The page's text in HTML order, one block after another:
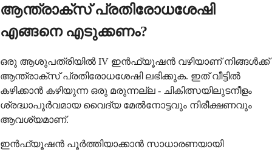
ആന്ത്രാക്സ് പ്രതിരോധശേഷി
എങ്ങനെ എടുക്കണം?
ഒരു ആശുപത്രിയിൽ IV ഇൻഫ്യൂഷൻ വഴിയാണ് നിങ്ങൾക്ക്
ആന്ത്രാക്സ് പ്രതിരോധശേഷി ലഭിക്കുക. ഇത് വീട്ടിൽ
കഴിക്കാൻ കഴിയുന്ന ഒരു മരുന്നല്ല - ചികിത്സയിലുടനീളം
ശ്രദ്ധാപൂർവമായ വൈദ്യ മേൽനോട്ടവും നിരീക്ഷണവും
ആവശ്യമാണ്.
ഇൻഫ്യൂഷൻ പൂർത്തിയാക്കാൻ സാധാരണയായി